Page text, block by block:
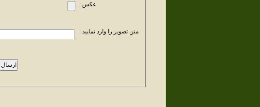
عکس :
متن تصویر را وارد نمایید :